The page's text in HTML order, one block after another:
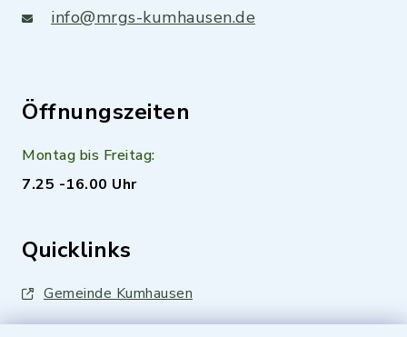
info@mrgs-kumhausen.de
Öffnungszeiten
Montag bis Freitag:
7.25 -16.00 Uhr
Quicklinks
Gemeinde Kumhausen